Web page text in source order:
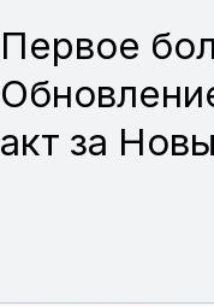
Первое
акт за